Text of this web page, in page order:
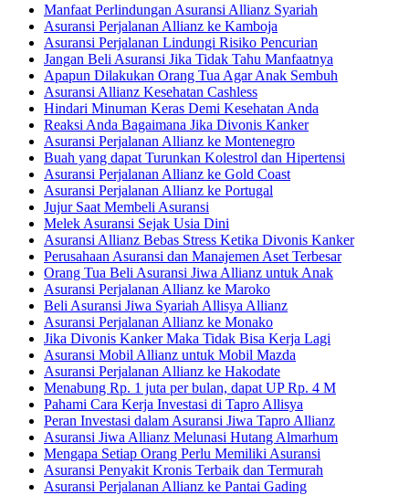
Manfaat Perlindungan Asuransi Allianz Syariah
Asuransi Perjalanan Allianz ke Kamboja
Asuransi Perjalanan Lindungi Risiko Pencurian
Jangan Beli Asuransi Jika Tidak Tahu Manfaatnya
Apapun Dilakukan Orang Tua Agar Anak Sembuh
Asuransi Allianz Kesehatan Cashless
Hindari Minuman Keras Demi Kesehatan Anda
Reaksi Anda Bagaimana Jika Divonis Kanker
Asuransi Perjalanan Allianz ke Montenegro
Buah yang dapat Turunkan Kolestrol dan Hipertensi
Asuransi Perjalanan Allianz ke Gold Coast
Asuransi Perjalanan Allianz ke Portugal
Jujur Saat Membeli Asuransi
Melek Asuransi Sejak Usia Dini
Asuransi Allianz Bebas Stress Ketika Divonis Kanker
Perusahaan Asuransi dan Manajemen Aset Terbesar
Orang Tua Beli Asuransi Jiwa Allianz untuk Anak
Asuransi Perjalanan Allianz ke Maroko
Beli Asuransi Jiwa Syariah Allisya Allianz
Asuransi Perjalanan Allianz ke Monako
Jika Divonis Kanker Maka Tidak Bisa Kerja Lagi
Asuransi Mobil Allianz untuk Mobil Mazda
Asuransi Perjalanan Allianz ke Hakodate
Menabung Rp. 1 juta per bulan, dapat UP Rp. 4 M
Pahami Cara Kerja Investasi di Tapro Allisya
Peran Investasi dalam Asuransi Jiwa Tapro Allianz
Asuransi Jiwa Allianz Melunasi Hutang Almarhum
Mengapa Setiap Orang Perlu Memiliki Asuransi
Asuransi Penyakit Kronis Terbaik dan Termurah
Asuransi Perjalanan Allianz ke Pantai Gading